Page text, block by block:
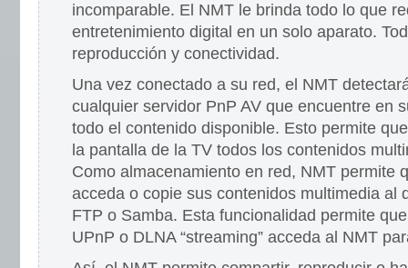
incomparable. El NMT le brinda todo lo que
entretenimiento digital en un solo aparato.
reproducción y conectividad.
Una vez conectado a su red, el NMT
cualquier servidor PnP AV que encuentre en
todo el contenido disponible. Esto permite
la pantalla de la TV todos los contenidos
Como almacenamiento en red, NMT permite
acceda o copie sus contenidos multimedia al
FTP o Samba. Esta funcionalidad permite
UPnP o DLNA “streaming” acceda al NMT